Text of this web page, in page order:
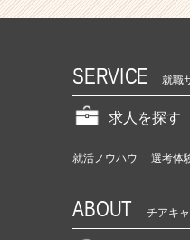
r
SERVICE 就職
求人を探す
就活ノウハウ 選考体
ABOUT チアキ